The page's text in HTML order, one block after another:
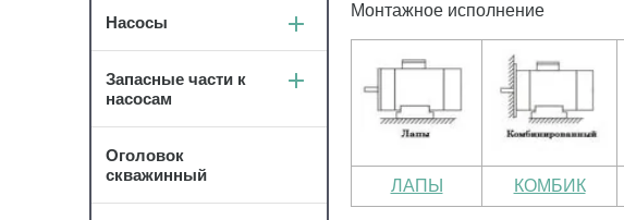
Монтажное исполнение
ЛАПЫ КОМБИК
Насосы
Запасные части к
насосам
Оголовок
скважинный